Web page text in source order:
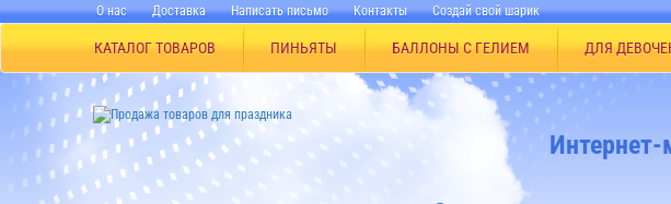
О нас Доставка Написать письмо Контакты Создай свой шарик
КАТАЛОГ ТОВАРОВ ПИНЬЯТЫ БАЛЛОНЫ С ГЕЛИЕМ ДЛЯ
Интернет-